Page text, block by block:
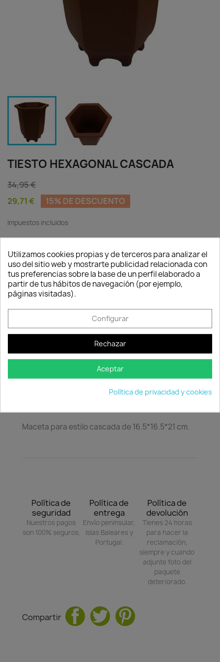
TIESTO HEXAGONAL CASCADA
34,95 €
29,71 €
15% DE DESCUENTO
Impuestos incluidos
00
días
17
horas
03
min.
05
seg.
Maceta para estilo cascada de 16.5*16.5*21 cm.
Cantidad
 AÑADIR AL CARRITO favorite_border
Producto en stock.
Maceta para estilo cascada de 16.5*16.5*21 cm.
Política de
seguridad
Nuestros pagos
son 100% seguros.
Política de
entrega
Envío peninsular,
Islas Baleares y
Portugal.
Política de
devolución
Tienes 24 horas
para hacer la
reclamación,
siempre y cuando
adjunte foto del
paquete
deteriorado.
Compartir
Utilizamos cookies propias y de terceros para analizar el
uso del sitio web y mostrarte publicidad relacionada con
tus preferencias sobre la base de un perfil elaborado a
partir de tus hábitos de navegación (por ejemplo,
páginas visitadas).
Configurar
Rechazar
Aceptar
Política de privacidad y cookies
Consentimiento de cookies